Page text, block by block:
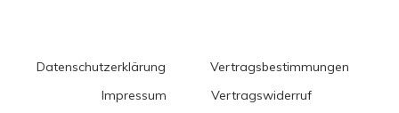
Datenschutzerklärung
Vertragsbestimmungen
Impressum
Vertragswiderruf